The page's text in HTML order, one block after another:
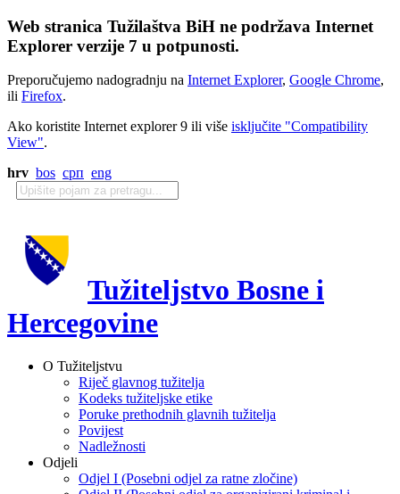
Web stranica Tužilaštva BiH ne podržava Internet
Explorer verzije 7 u potpunosti.
Preporučujemo nadogradnju na Internet Explorer, Google Chrome,
ili Firefox.
Ako koristite Internet explorer 9 ili više isključite "Compatibility
View".
hrv bos срп eng
Tužiteljstvo Bosne i
Hercegovine
O Tužiteljstvu
Riječ glavnog tužitelja
Kodeks tužiteljske etike
Poruke prethodnih glavnih tužitelja
Povijest
Nadležnosti
Odjeli
Odjel I (Posebni odjel za ratne zločine)